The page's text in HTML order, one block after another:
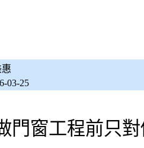
03-25
門窗工程前只